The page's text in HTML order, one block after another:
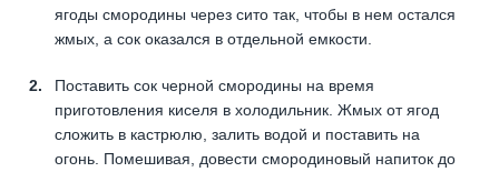
ягоды смородины через сито так, чтобы в нем остался
жмых, а сок оказался в отдельной емкости.
Поставить сок черной смородины на время
приготовления киселя в холодильник. Жмых от ягод
сложить в кастрюлю, залить водой и поставить на
огонь. Помешивая, довести смородиновый напиток до